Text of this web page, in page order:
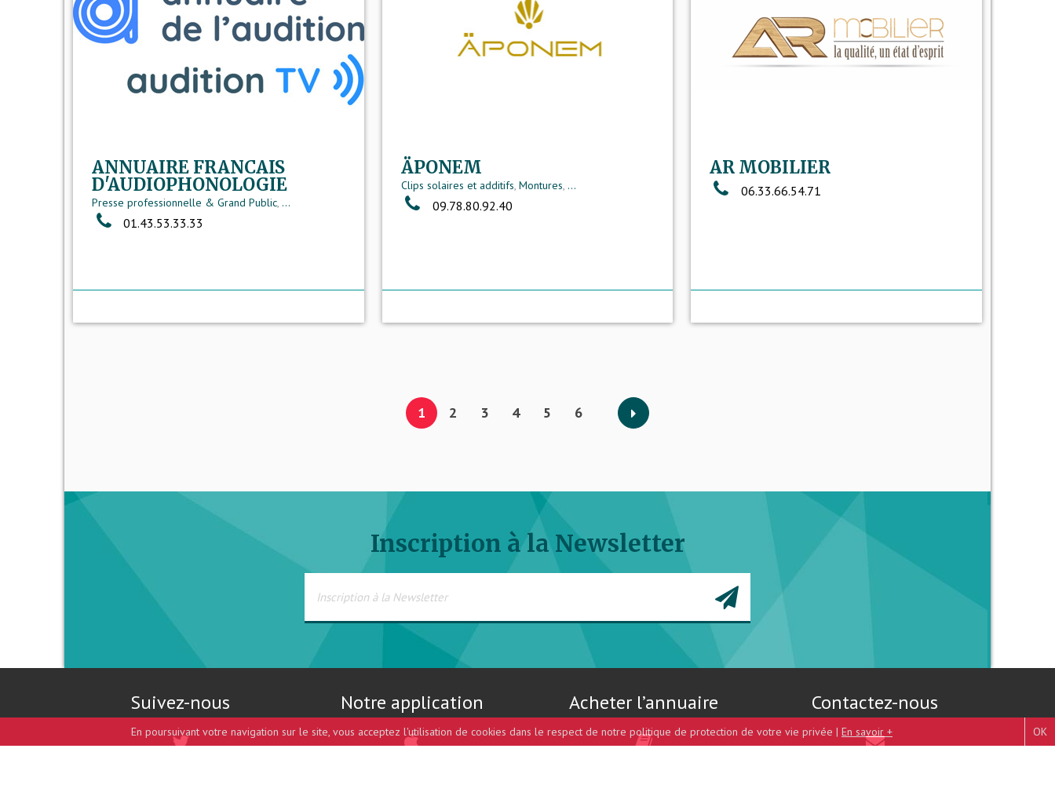
ANNUAIRE FRANCAIS
D'AUDIOPHONOLOGIE
Presse professionnelle & Grand Public, ...
01.43.53.33.33
ÄPONEM
Clips solaires et additifs, Montures, ...
09.78.80.92.40
AR MOBILIER
06.33.66.54.71
1 2 3 4 5 6
Inscription à la Newsletter
Suivez-nous Notre application Acheter l’annuaire Contactez-nous
En poursuivant votre navigation sur le site, vous acceptez l'utilisation de cookies dans le respect de notre politique de protection de votre vie privée | En savoir + OK